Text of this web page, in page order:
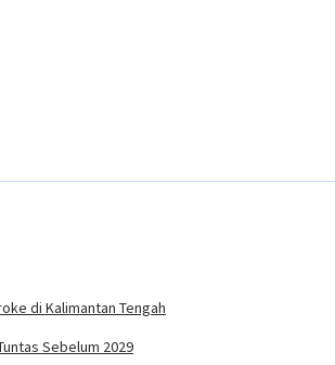
di Kalimantan Tengah
Sebelum 2029